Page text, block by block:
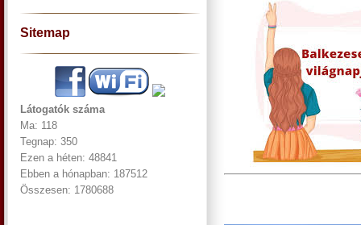
Sitemap
Látogatók száma
Ma: 118
Tegnap: 350
Ezen a héten: 48841
Ebben a hónapban: 187512
Összesen: 1780688